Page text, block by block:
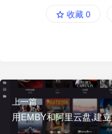
收藏 0
上一篇
用EMBY和阿里云盘,建